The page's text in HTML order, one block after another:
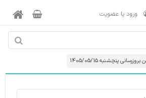
ورود یا عضویت
پنچشنبه 1405/05/15